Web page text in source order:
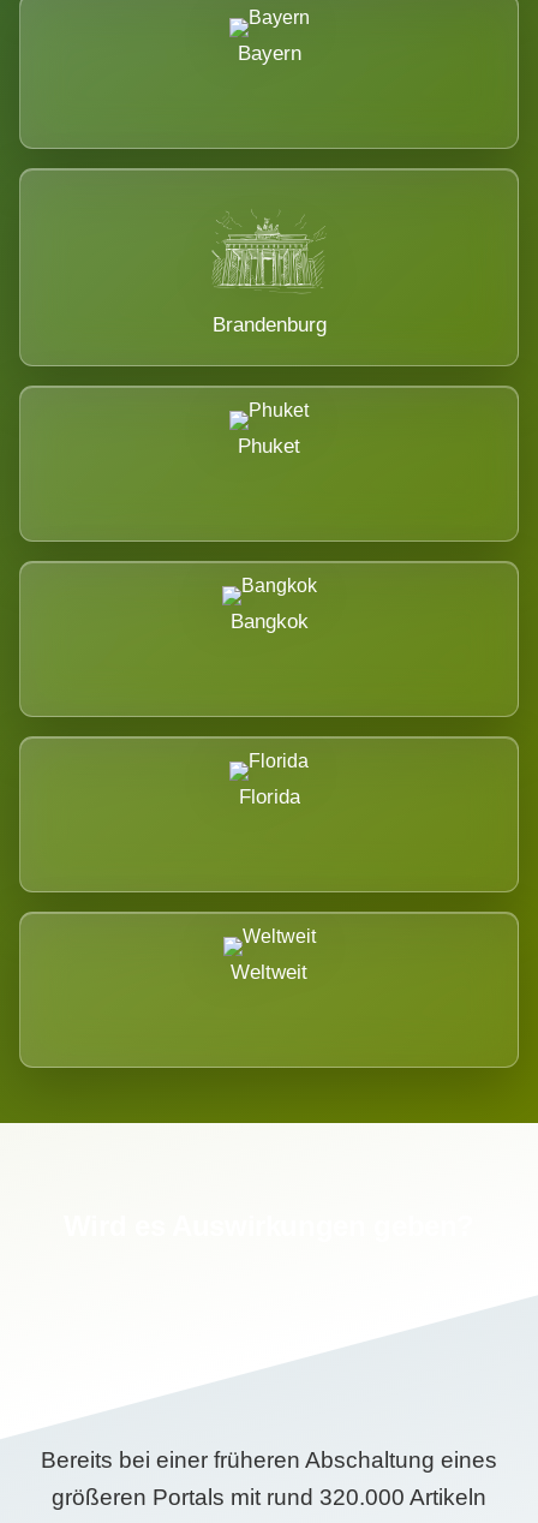
Bayern
Brandenburg
Phuket
Bangkok
Florida
Weltweit
Bereits bei einer früheren Abschaltung eines
größeren Portals mit rund 320.000 Artikeln